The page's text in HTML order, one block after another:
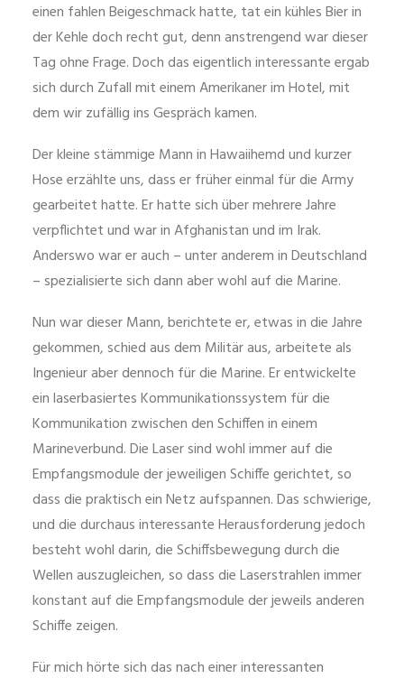
einen fahlen Beigeschmack hatte, tat ein kühles Bier in
der Kehle doch recht gut, denn anstrengend war dieser
Tag ohne Frage. Doch das eigentlich interessante ergab
sich durch Zufall mit einem Amerikaner im Hotel, mit
dem wir zufällig ins Gespräch kamen.
Der kleine stämmige Mann in Hawaiihemd und kurzer
Hose erzählte uns, dass er früher einmal für die Army
gearbeitet hatte. Er hatte sich über mehrere Jahre
verpflichtet und war in Afghanistan und im Irak.
Anderswo war er auch – unter anderem in Deutschland
– spezialisierte sich dann aber wohl auf die Marine.
Nun war dieser Mann, berichtete er, etwas in die Jahre
gekommen, schied aus dem Militär aus, arbeitete als
Ingenieur aber dennoch für die Marine. Er entwickelte
ein laserbasiertes Kommunikationssystem für die
Kommunikation zwischen den Schiffen in einem
Marineverbund. Die Laser sind wohl immer auf die
Empfangsmodule der jeweiligen Schiffe gerichtet, so
dass die praktisch ein Netz aufspannen. Das schwierige,
und die durchaus interessante Herausforderung jedoch
besteht wohl darin, die Schiffsbewegung durch die
Wellen auszugleichen, so dass die Laserstrahlen immer
konstant auf die Empfangsmodule der jeweils anderen
Schiffe zeigen.
Für mich hörte sich das nach einer interessanten